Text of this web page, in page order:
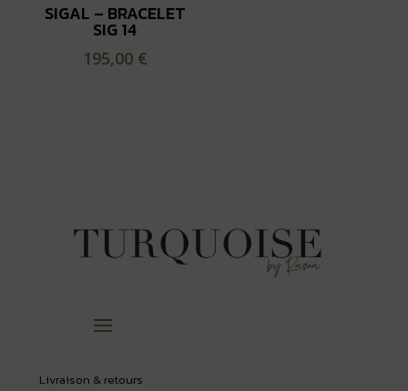
SIGAL – BRACELET
SIG 14
195,00 €
Livraison & retours